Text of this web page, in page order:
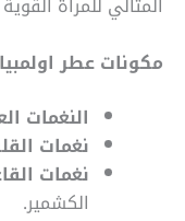
مكونات عطر
النغمات
نغمات
نغمات
الكشمير.